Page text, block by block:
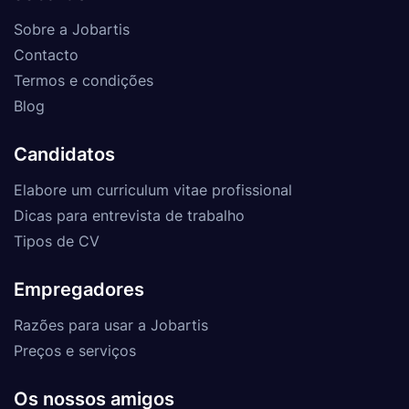
Sobre a Jobartis
Contacto
Termos e condições
Blog
Candidatos
Elabore um curriculum vitae profissional
Dicas para entrevista de trabalho
Tipos de CV
Empregadores
Razões para usar a Jobartis
Preços e serviços
Os nossos amigos